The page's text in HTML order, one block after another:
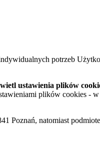
potrzeb
ustawienia plików
plików cookies -
Poznań, natomiast